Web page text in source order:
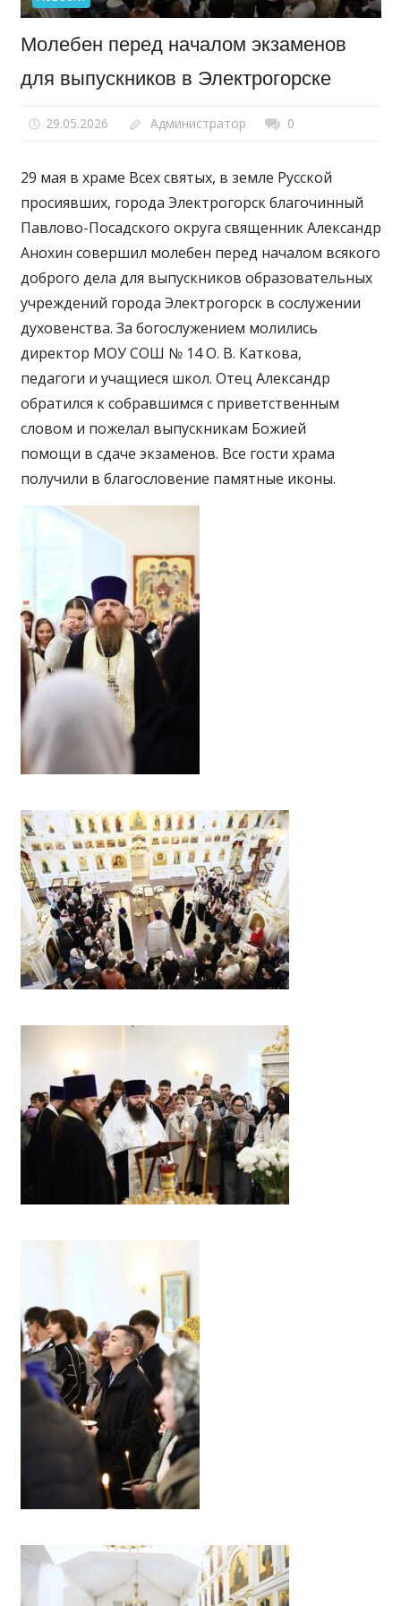
Молебен перед началом экзаменов
для выпускников в Электрогорске
29.05.2026 Администратор 0
29 мая в храме Всех святых, в земле Русской
просиявших, города Электрогорск благочинный
Павлово-Посадского округа священник Александр
Анохин совершил молебен перед началом всякого
доброго дела для выпускников образовательных
учреждений города Электрогорск в сослужении
духовенства. За богослужением молились
директор МОУ СОШ № 14 О. В. Каткова,
педагоги и учащиеся школ. Отец Александр
обратился к собравшимся с приветственным
словом и пожелал выпускникам Божией
помощи в сдаче экзаменов. Все гости храма
получили в благословение памятные иконы.